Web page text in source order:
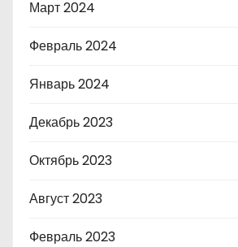
Март 2024
Февраль 2024
Январь 2024
Декабрь 2023
Октябрь 2023
Август 2023
Февраль 2023